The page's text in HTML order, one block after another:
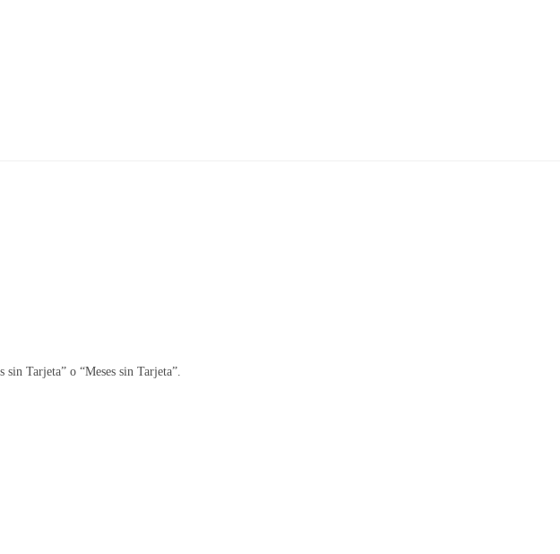
Tarjeta” o “Meses sin Tarjeta”.